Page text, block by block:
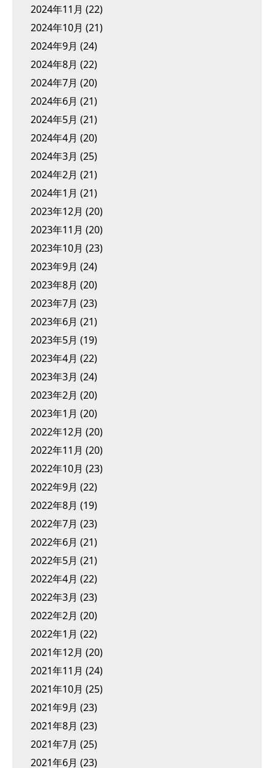
2024年11月 (22)
2024年10月 (21)
2024年9月 (24)
2024年8月 (22)
2024年7月 (20)
2024年6月 (21)
2024年5月 (21)
2024年4月 (20)
2024年3月 (25)
2024年2月 (21)
2024年1月 (21)
2023年12月 (20)
2023年11月 (20)
2023年10月 (23)
2023年9月 (24)
2023年8月 (20)
2023年7月 (23)
2023年6月 (21)
2023年5月 (19)
2023年4月 (22)
2023年3月 (24)
2023年2月 (20)
2023年1月 (20)
2022年12月 (20)
2022年11月 (20)
2022年10月 (23)
2022年9月 (22)
2022年8月 (19)
2022年7月 (23)
2022年6月 (21)
2022年5月 (21)
2022年4月 (22)
2022年3月 (23)
2022年2月 (20)
2022年1月 (22)
2021年12月 (20)
2021年11月 (24)
2021年10月 (25)
2021年9月 (23)
2021年8月 (23)
2021年7月 (25)
2021年6月 (23)